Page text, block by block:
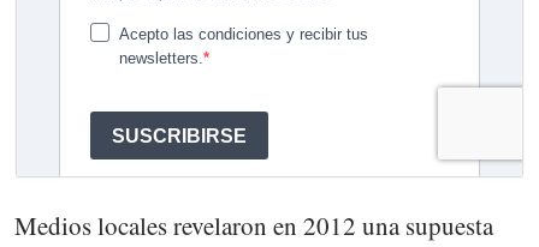
Medios locales revelaron en 2012 una supuesta